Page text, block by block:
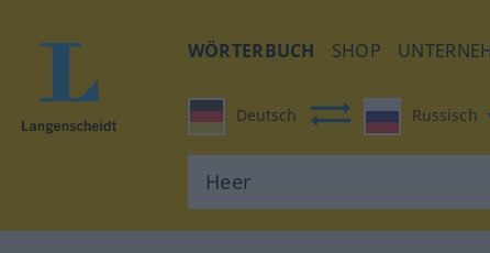
WÖRTERBUCH SHOP
Deutsch Russisch